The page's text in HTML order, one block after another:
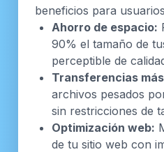
beneficios para
Ahorro de espacio:
90% el tamaño de
perceptible de
Transferencias
archivos pesados
sin restricciones de
Optimización web:
de tu sitio web con